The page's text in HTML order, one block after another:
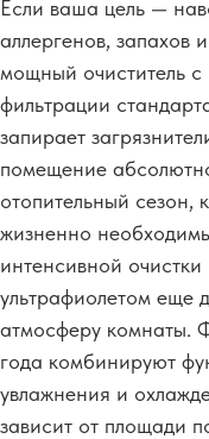
Если ваша цель —
аллергенов, запахов
мощный очиститель
фильтрации
запирает
помещение
отопительный сезон,
жизненно
интенсивной
ультрафиолетом еще
атмосферу комнаты.
года комбинируют
увлажнения и
зависит от площади